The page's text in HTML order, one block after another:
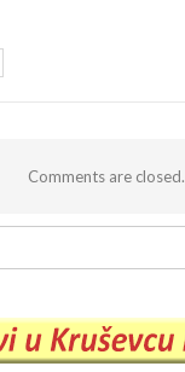
Comments are closed.